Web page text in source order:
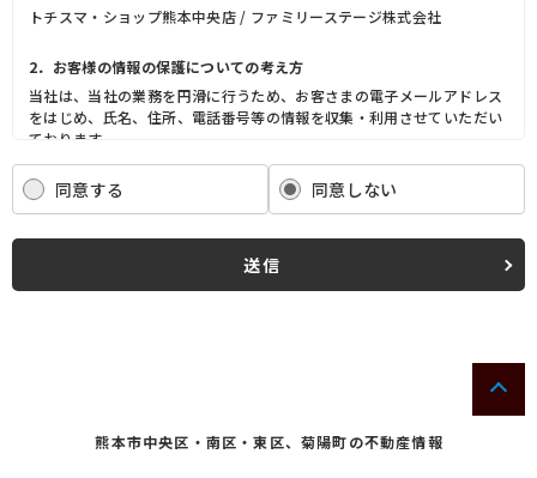
トチスマ・ショップ熊本中央店 / ファミリーステージ株式会社
2．お客様の情報の保護についての考え方
当社は、当社の業務を円滑に行うため、お客さまの電子メールアドレス
をはじめ、氏名、住所、電話番号等の情報を収集・利用させていただい
ております。
当社は、これらのお客さまの個人情報（以下「お客さま情報」といいま
す。）の適正な保護を重大な責務と認識し、この責務を果たすために、
次の方針の下でお客さま情報を取り扱います。
(1) お客さま情報に適用される個人情報の保護に関する法律その他の関
係法令を遵守し、適切に取り扱います。また、適宜取扱いの改善に努め
(3) お客さま情報の収集に際しては、利用目的を特定して通知または公
(4) お客さま情報の漏洩、紛失、改ざん等を防止するために必要な 対策
を講じて適切な管理を行います。
(5) 保有するお客さま情報について、お客さま本人からの開示、訂正、
同意する 同意しない
送信
熊本市中央区・南区・東区、菊陽町の不動産情報